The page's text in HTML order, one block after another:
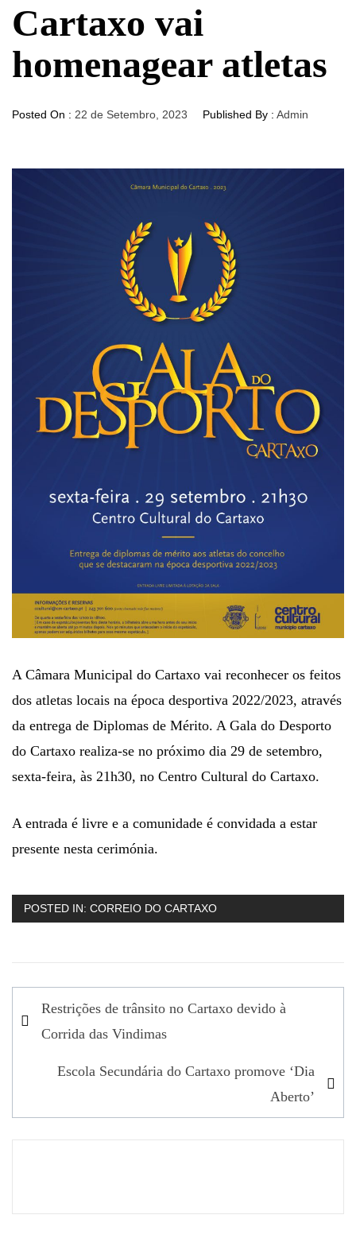
Cartaxo vai
homenagear atletas
Posted On : 22 de Setembro, 2023 Published By : Admin
A Câmara Municipal do Cartaxo vai reconhecer os feitos
dos atletas locais na época desportiva 2022/2023, através
da entrega de Diplomas de Mérito. A Gala do Desporto
do Cartaxo realiza-se no próximo dia 29 de setembro,
sexta-feira, às 21h30, no Centro Cultural do Cartaxo.
A entrada é livre e a comunidade é convidada a estar
presente nesta cerimónia.
POSTED IN: CORREIO DO CARTAXO
Navegação
de
Restrições de trânsito no Cartaxo devido à
Corrida das Vindimas
Escola Secundária do Cartaxo promove ‘Dia
Aberto’